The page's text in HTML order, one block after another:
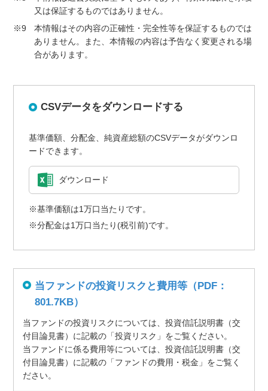
又は保証するものではありません。
※9
本情報はその内容の正確性・完全性等を保証するものでは
ありません。また、本情報の内容は予告なく変更される場
合があります。
CSVデータをダウンロードする
基準価額、分配金、純資産総額のCSVデータがダウンロ
ードできます。
ダウンロード
※基準価額は1万口当たりです。
※分配金は1万口当たり(税引前)です。
当ファンドの投資リスクと費用等（PDF：
801.7KB）
当ファンドの投資リスクについては、投資信託説明書（交
付目論見書）に記載の「投資リスク」をご覧ください。
当ファンドに係る費用等については、投資信託説明書（交
付目論見書）に記載の「ファンドの費用・税金」をご覧く
ださい。